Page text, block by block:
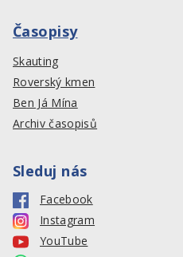
Časopisy
Skauting
Roverský kmen
Ben Já Mína
Archiv časopisů
Sleduj nás
Facebook
Instagram
YouTube